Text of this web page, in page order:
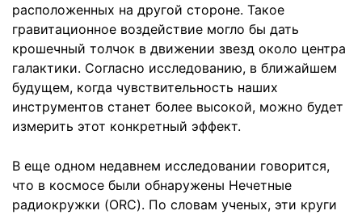
расположенных на другой стороне. Такое
гравитационное воздействие могло бы дать
крошечный толчок в движении звезд около центра
галактики. Согласно исследованию, в ближайшем
будущем, когда чувствительность наших
инструментов станет более высокой, можно будет
измерить этот конкретный эффект.
В еще одном недавнем исследовании говорится,
что в космосе были обнаружены Нечетные
радиокружки (ORC). По словам ученых, эти круги